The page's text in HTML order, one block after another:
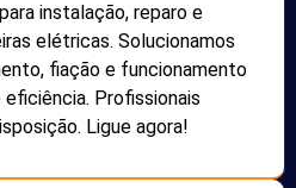
instalação, reparo e
elétricas. Solucionamos
fiação e funcionamento
Profissionais
Ligue agora!